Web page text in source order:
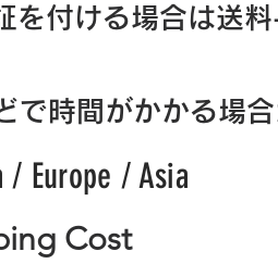
を付ける場合は送
時間がかかる場合
/ Europe / Asia
Cost